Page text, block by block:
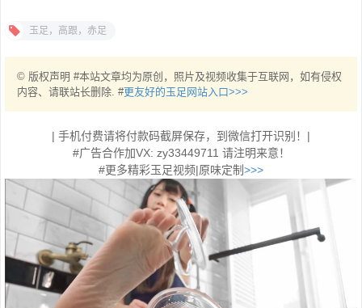
玉足，高跟，赤足
© 版权声明 #本站文章均为原创，照片及视频收集于互联网，如有侵权
内容、请联站长删除. #更友好的玉足网站入口>>>
| 手机付费请将付款码截屏保存，到微信打开识别！|
#广告合作加VX: zy33449711 请注明来意！
#更多精彩玉足视频|原味定制>>>